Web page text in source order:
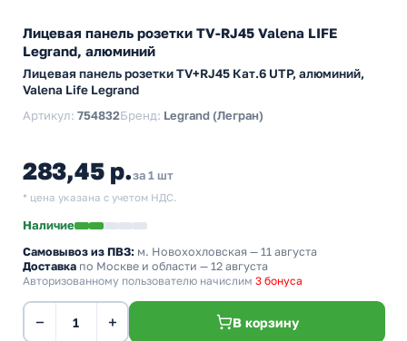
Лицевая панель розетки TV-RJ45 Valena LIFE
Legrand, алюминий
Лицевая панель розетки TV+RJ45 Кат.6 UTP, алюминий,
Valena Life Legrand
Артикул: 754832Бренд: Legrand (Легран)
283,45 р.за 1 шт
* цена указана с учетом НДС.
Наличие
Самовывоз из ПВЗ: м. Новохохловская — 11 августа
Доставка по Москве и области — 12 августа
Авторизованному пользователю начислим 3 бонуса
− + В корзину